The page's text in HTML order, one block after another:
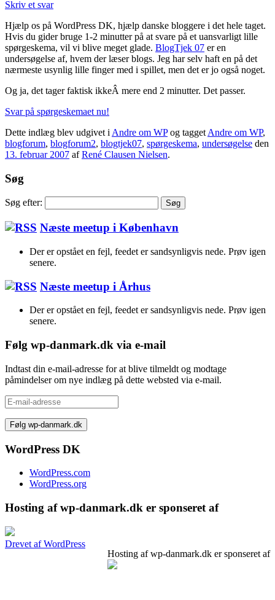
Skriv et svar
Hjælp os på WordPress DK, hjælp danske bloggere i det hele taget.
Hvis du gider bruge 1-2 minutter på at svare på et uansvarligt lille
spørgeskema, vil vi blive meget glade. BlogTjek 07 er en
undersøgelse af, hvem der læser blogs. Jeg har selv haft en på det
nærmeste usynlig lille finger med i spillet, men det er jo også noget.
Og ja, det tager faktisk ikkeÂ mere end 2 minutter. Det passer.
Svar på spørgeskemaet nu!
Dette indlæg blev udgivet i Andre om WPog tagget Andre om WP,
blogforum, blogforum2, blogtjek07, spørgeskema, undersøgelse den
13. februar 2007 afRené Clausen Nielsen.
Søg
Søg efter:
Næste meetup i København
Der er opstået en fejl, feedet er sandsynligvis nede. Prøv igen
senere.
Næste meetup i Århus
Der er opstået en fejl, feedet er sandsynligvis nede. Prøv igen
senere.
Følg wp-danmark.dk via e-mail
Indtast din e-mail-adresse for at blive tilmeldt og modtage
påmindelser om nye indlæg på dette websted via e-mail.
E-
mail-
adresse
WordPress DK
WordPress.com
WordPress.org
Hosting af wp-danmark.dk er sponseret af
Drevet af WordPress
Hosting af wp-danmark.dk er sponseret af